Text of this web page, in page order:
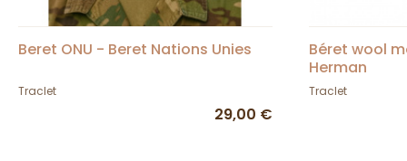
Beret ONU - Beret Nations Unies
Traclet
29,00 €
Béret wool
Herman
Traclet